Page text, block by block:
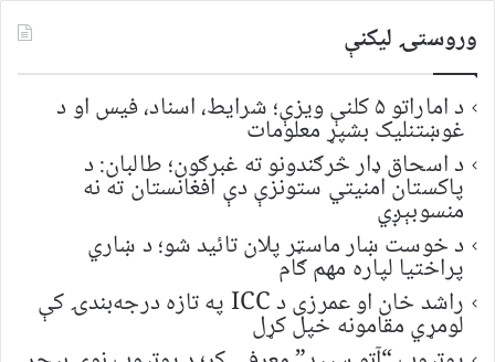
وروستۍ ليکنې
د اماراتو ۵ کلنې ویزې؛ شرایط، اسناد، فیس او د
غوښتنلیک بشپړ معلومات
د اسحاق ډار څرګندونو ته غبرګون؛ طالبان: د
پاکستان امنیتي ستونزې دې افغانستان ته نه
منسوبېږي
د خوست ښار ماسټر پلان تائید شو؛ د ښاري
پراختیا لپاره مهم ګام
راشد خان او عمرزی د ICC په تازه درجه‌بندۍ کې
لومړي مقامونه خپل کړل